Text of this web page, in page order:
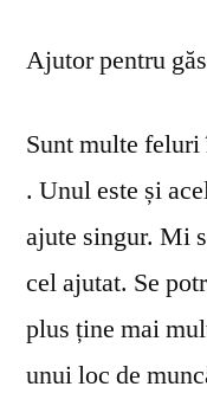
Ajutor pentru
Sunt multe
. Unul este și
ajute singur. Mi
cel ajutat. Se
plus ține mai
unui loc de